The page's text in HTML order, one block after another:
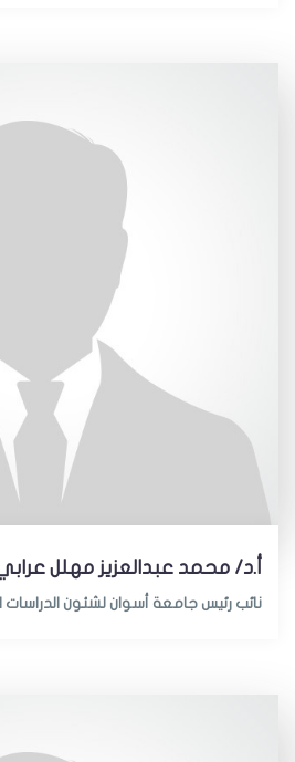
أ.د/ محمد عبدالعزيز مهلل
نائب رئيس جامعة أسوان لشئون الدراسات